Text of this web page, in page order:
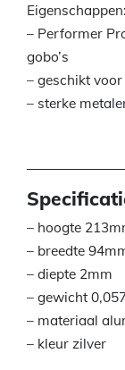
Eigenschappen:
– Performer
gobo’s
– geschikt voor
– sterke
– hoogte
– breedte
– diepte 2mm
– gewicht
– materiaal
– kleur zilver